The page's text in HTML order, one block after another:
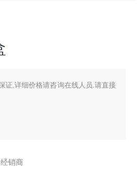
证.详细价格请咨询在线人员.请直接
经销商